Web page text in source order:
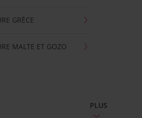
GRÈCE
MALTE ET GOZO
PLUS